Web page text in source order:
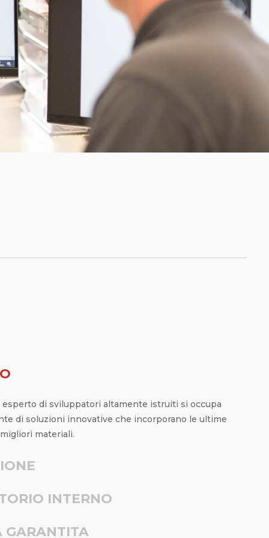
di sviluppatori altamente istruiti si occupa
di soluzioni innovative che incorporano le ultime
materiali.
INTERNO
GARANTITA